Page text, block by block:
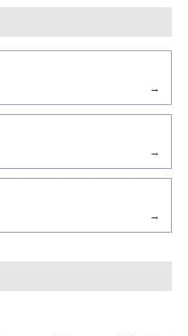
→
→
→